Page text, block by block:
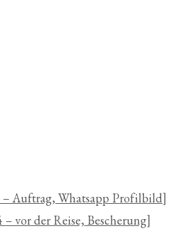
– Auftrag, Whatsapp Profilbild]
– vor der Reise, Bescherung]